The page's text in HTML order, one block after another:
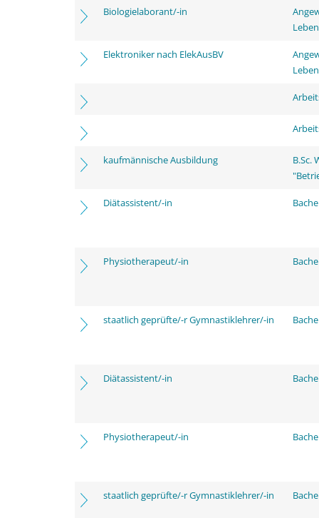
Biologielaborant/-in
Elektroniker nach ElekAusBV
kaufmännische Ausbildung
B.Sc.
Diätassistent/-in
Physiotherapeut/-in
staatlich geprüfte/-r Gymnastiklehrer/-in
Diätassistent/-in
Physiotherapeut/-in
staatlich geprüfte/-r Gymnastiklehrer/-in